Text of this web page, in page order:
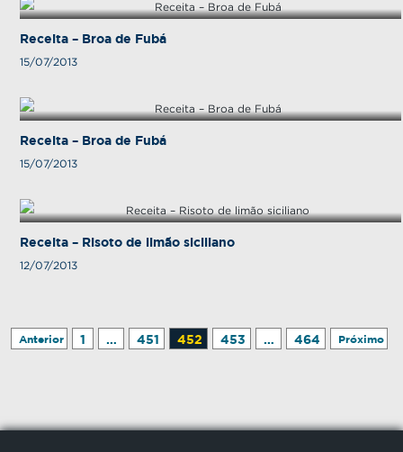
Receita – Broa de Fubá
15/07/2013
Receita – Broa de Fubá
15/07/2013
Receita – Risoto de limão siciliano
12/07/2013
Anterior 1 … 451 452 453 … 464 Próximo